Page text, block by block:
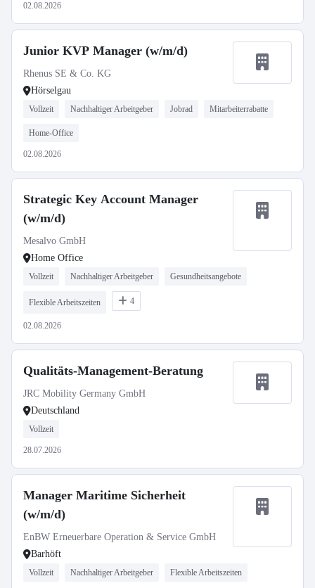
02.08.2026
Junior KVP Manager (w/m/d)
Rhenus SE & Co. KG
Hörselgau
Vollzeit Nachhaltiger Arbeitgeber Jobrad Mitarbeiterrabatte
Home-Office
02.08.2026
Strategic Key Account Manager
(w/m/d)
Mesalvo GmbH
Home Office
Vollzeit Nachhaltiger Arbeitgeber Gesundheitsangebote
Flexible Arbeitszeiten 4
02.08.2026
Qualitäts-Management-Beratung
JRC Mobility Germany GmbH
Deutschland
Vollzeit
28.07.2026
Manager Maritime Sicherheit
(w/m/d)
EnBW Erneuerbare Operation & Service GmbH
Barhöft
Vollzeit Nachhaltiger Arbeitgeber Flexible Arbeitszeiten